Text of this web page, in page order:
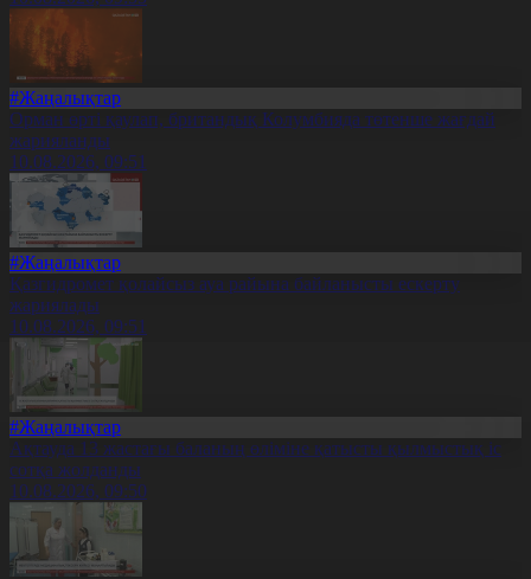
#Жаңалықтар
Орман өрті қаулап, британдық Колумбияда төтенше жағдай
жарияланды
10.08.2026, 09:51
#Жаңалықтар
Қазгидромет қолайсыз ауа райына байланысты ескерту
жариялады
10.08.2026, 09:51
#Жаңалықтар
Ақтауда 13 жастағы баланың өліміне қатысты қылмыстық іс
сотқа жолданды
10.08.2026, 09:50